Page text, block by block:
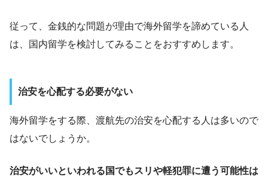
従って、金銭的な問題が理由で海外留学を諦めている人
は、国内留学を検討してみることをおすすめします。
治安を心配する必要がない
海外留学をする際、渡航先の治安を心配する人は多いので
はないでしょうか。
治安がいいといわれる国でもスリや軽犯罪に遭う可能性は